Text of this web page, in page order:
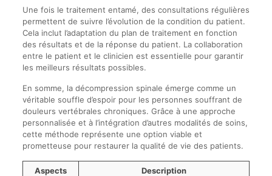
Une fois le traitement entamé, des consultations régulières
permettent de suivre l’évolution de la condition du patient.
Cela inclut l’adaptation du plan de traitement en fonction
des résultats et de la réponse du patient. La collaboration
entre le patient et le clinicien est essentielle pour garantir
les meilleurs résultats possibles.
En somme, la décompression spinale émerge comme un
véritable souffle d’espoir pour les personnes souffrant de
douleurs vertébrales chroniques. Grâce à une approche
personnalisée et à l’intégration d’autres modalités de soins,
cette méthode représente une option viable et
prometteuse pour restaurer la qualité de vie des patients.
Aspects Description